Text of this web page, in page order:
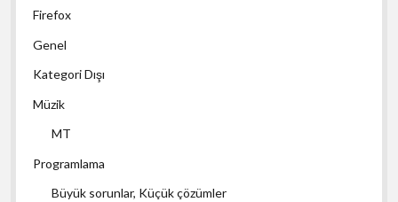
Firefox
Genel
Kategori Dışı
Müzik
MT
Programlama
Büyük sorunlar, Küçük çözümler